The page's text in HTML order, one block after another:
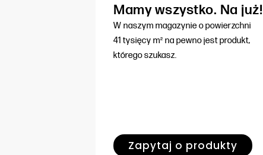
Mamy wszystko. Na już!
W naszym magazynie o powierzchni
41 tysięcy m² na pewno jest produkt,
którego szukasz.
Zapytaj o produkty